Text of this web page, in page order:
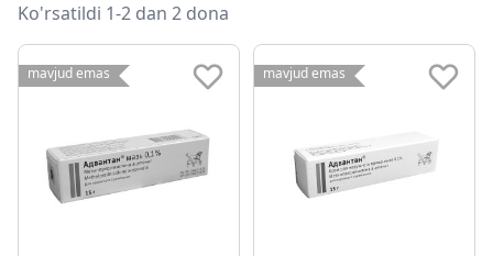
Ko'rsatildi 1-2 dan 2 dona
mavjud emas mavjud emas